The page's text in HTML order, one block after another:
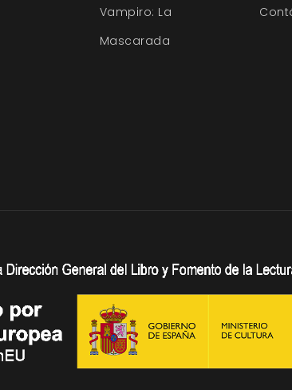
Vampiro: La
Mascarada